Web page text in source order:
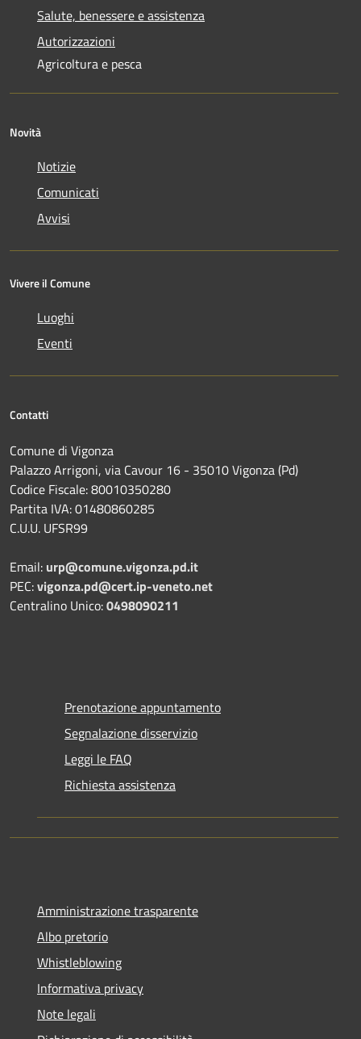
Salute, benessere e assistenza
Autorizzazioni
Agricoltura e pesca
Novità
Notizie
Comunicati
Avvisi
Vivere il Comune
Luoghi
Eventi
Contatti
Comune di Vigonza
Palazzo Arrigoni, via Cavour 16 - 35010 Vigonza (Pd)
Codice Fiscale: 80010350280
Partita IVA: 01480860285
C.U.U. UFSR99
Email: urp@comune.vigonza.pd.it
PEC:vigonza.pd@cert.ip-veneto.net
Centralino Unico:0498090211
Prenotazione appuntamento
Segnalazione disservizio
Leggi le FAQ
Richiesta assistenza
Amministrazione trasparente
Albo pretorio
Whistleblowing
Informativa privacy
Note legali